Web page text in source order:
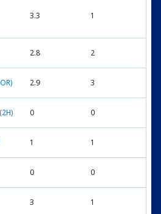
3.3 1
2.8 2
2.9 3
0 0
1 1
0 0
3 1